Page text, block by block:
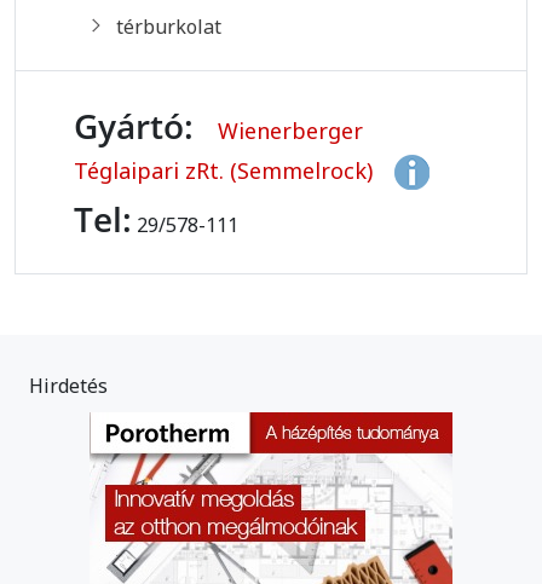
térburkolat
Gyártó:
Wienerberger
Téglaipari zRt. (Semmelrock)
Tel: 29/578-111
Hirdetés